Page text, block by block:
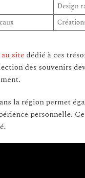
Design
site dédié à ces
des souvenirs
la région permet
personnelle.